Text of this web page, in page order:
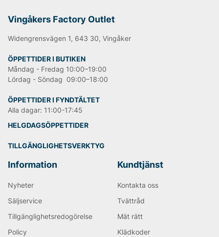
Vingåkers Factory Outlet
Widengrensvägen 1, 643 30, Vingåker
ÖPPETTIDER I BUTIKEN
Måndag - Fredag 10:00–19:00
Lördag - Söndag 09:00–18:00
ÖPPETTIDER I FYNDTÄLTET
Alla dagar: 11:00-17:45
HELGDAGSÖPPETTIDER
TILLGÄNGLIGHETSVERKTYG
Information
Nyheter
Säljservice
Tillgänglighetsredogörelse
Policy
Kundtjänst
Kontakta oss
Tvättråd
Mät rätt
Klädkoder